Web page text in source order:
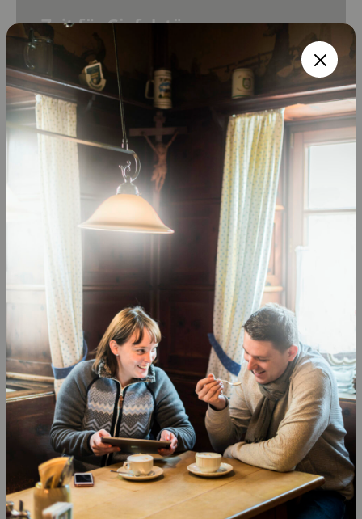
© oberbayern.de, piarazzi
Zeit für Gipfelstürmer
In Oberbayern zeigt sich die Nebensaison von
ihrer kraftvollen Seite. Mit einsamen Wegen,
klarer Luft und genau dem …
Zeit für Entdecker